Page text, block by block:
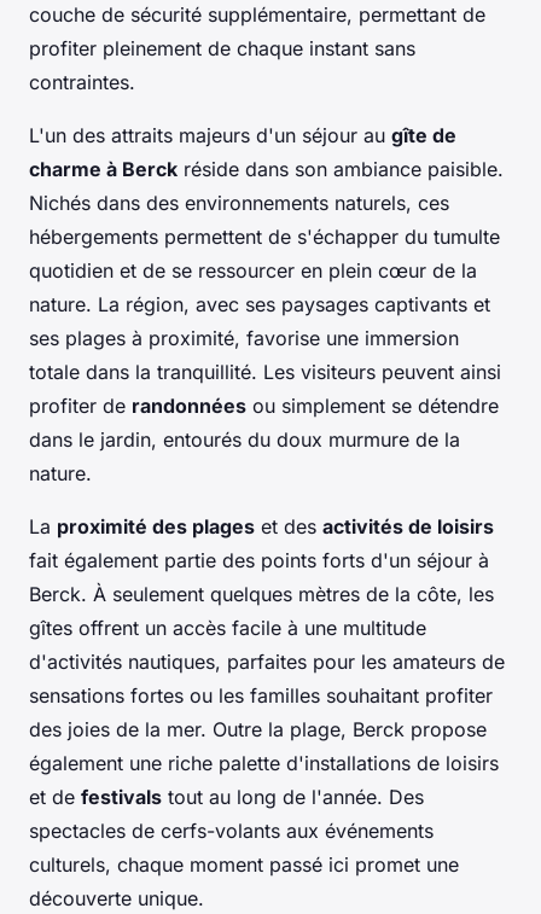
couche de sécurité supplémentaire, permettant de
profiter pleinement de chaque instant sans
contraintes.
L'un des attraits majeurs d'un séjour au gîte de
charme à Berck réside dans son ambiance paisible.
Nichés dans des environnements naturels, ces
hébergements permettent de s'échapper du tumulte
quotidien et de se ressourcer en plein cœur de la
nature. La région, avec ses paysages captivants et
ses plages à proximité, favorise une immersion
totale dans la tranquillité. Les visiteurs peuvent ainsi
profiter de randonnées ou simplement se détendre
dans le jardin, entourés du doux murmure de la
nature.
La proximité des plages et des activités de loisirs
fait également partie des points forts d'un séjour à
Berck. À seulement quelques mètres de la côte, les
gîtes offrent un accès facile à une multitude
d'activités nautiques, parfaites pour les amateurs de
sensations fortes ou les familles souhaitant profiter
des joies de la mer. Outre la plage, Berck propose
également une riche palette d'installations de loisirs
et de festivals tout au long de l'année. Des
spectacles de cerfs-volants aux événements
culturels, chaque moment passé ici promet une
découverte unique.